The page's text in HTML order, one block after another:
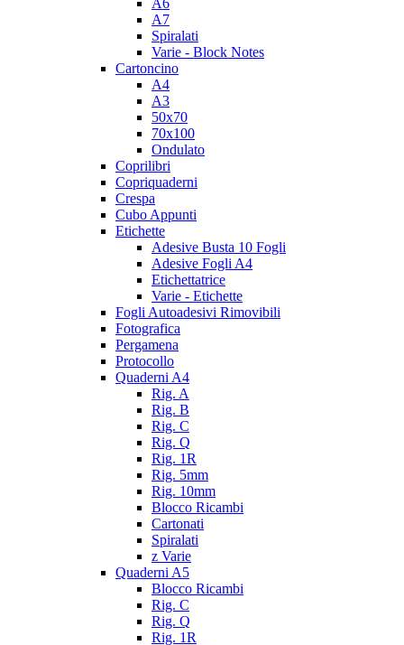
A6
A7
Spiralati
Varie - Block Notes
Cartoncino
A4
A3
50x70
70x100
Ondulato
Coprilibri
Copriquaderni
Crespa
Cubo Appunti
Etichette
Adesive Busta 10 Fogli
Adesive Fogli A4
Etichettatrice
Varie - Etichette
Fogli Autoadesivi Rimovibili
Fotografica
Pergamena
Protocollo
Quaderni A4
Rig. A
Rig. B
Rig. C
Rig. Q
Rig. 1R
Rig. 5mm
Rig. 10mm
Blocco Ricambi
Cartonati
Spiralati
z Varie
Quaderni A5
Blocco Ricambi
Rig. C
Rig. Q
Rig. 1R